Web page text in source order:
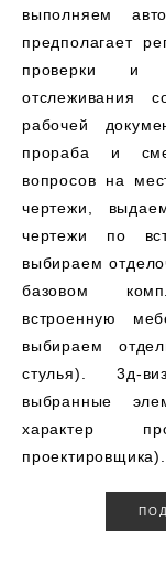
выполняем
предполагает
проверки и
отслеживания
рабочей
прораба и
вопросов на
чертежи,
чертежи по
выбираем
базовом
встроенную
выбираем
стулья). 3д-
выбранные
характер
проектировщика).